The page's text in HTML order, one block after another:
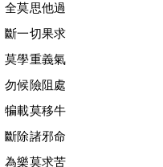
全莫思他過
斷一切果求
莫學重義氣
勿候險阻處
犏載莫移牛
斷除諸邪命
為樂莫求苦